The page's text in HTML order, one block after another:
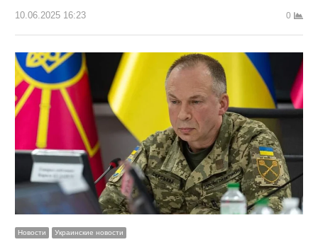
10.06.2025 16:23 0
Новости Украинские новости